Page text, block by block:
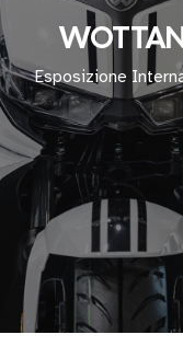
Esposizione